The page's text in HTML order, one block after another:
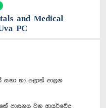
and Medical
PC
හා පළාත් පාලන
පාලනය වන ආයුර්වේද